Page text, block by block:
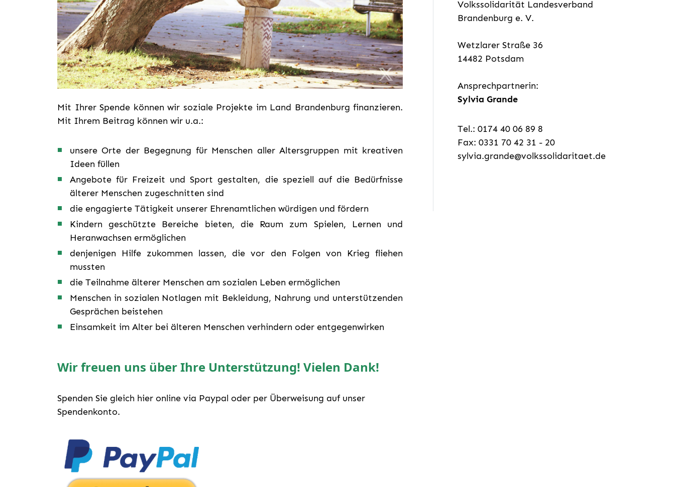
Mit Ihrer Spende können wir soziale Projekte im Land Brandenburg finanzieren.
Mit Ihrem Beitrag können wir u.a.:
unsere Orte der Begegnung für Menschen aller Altersgruppen mit kreativen
Ideen füllen
Angebote für Freizeit und Sport gestalten, die speziell auf die Bedürfnisse
älterer Menschen zugeschnitten sind
die engagierte Tätigkeit unserer Ehrenamtlichen würdigen und fördern
Kindern geschützte Bereiche bieten, die Raum zum Spielen, Lernen und
Heranwachsen ermöglichen
denjenigen Hilfe zukommen lassen, die vor den Folgen von Krieg fliehen
mussten
die Teilnahme älterer Menschen am sozialen Leben ermöglichen
Menschen in sozialen Notlagen mit Bekleidung, Nahrung und unterstützenden
Gesprächen beistehen
Einsamkeit im Alter bei älteren Menschen verhindern oder entgegenwirken
Wir freuen uns über Ihre Unterstützung! Vielen Dank!
Spenden Sie gleich hier online via Paypal oder per Überweisung auf unser
Spendenkonto.
Volkssolidarität Landesverband
Brandenburg e. V.
Wetzlarer Straße 36
14482 Potsdam
Ansprechpartnerin:
Sylvia Grande
Tel.: 0174 40 06 89 8
Fax: 0331 70 42 31 - 20
sylvia.grande@volkssolidaritaet.de